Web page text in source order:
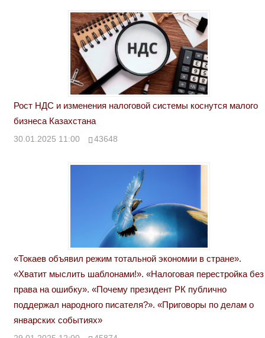
Рост НДС и изменения налоговой системы коснутся малого
бизнеса Казахстана
30.01.2025 11:00 43648
«Токаев объявил режим тотальной экономии в стране».
«Хватит мыслить шаблонами!». «Налоговая перестройка без
права на ошибку». «Почему президент РК публично
поддержал народного писателя?». «Приговоры по делам о
январских событиях»